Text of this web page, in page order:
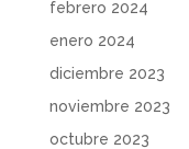
febrero 2024
enero 2024
diciembre 2023
noviembre 2023
octubre 2023